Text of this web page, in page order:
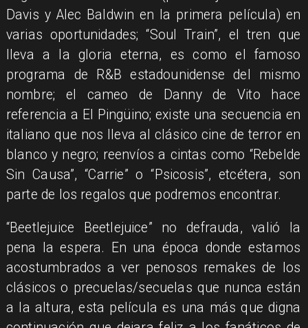
Davis y Alec Baldwin en la primera película) en
varias oportunidades; “Soul Train”, el tren que
lleva a la gloria eterna, es como el famoso
programa de R&B estadounidense del mismo
nombre; el cameo de Danny de Vito hace
referencia a El Pingüino; existe una secuencia en
italiano que nos lleva al clásico cine de terror en
blanco y negro; reenvíos a cintas como “Rebelde
Sin Causa”, “Carrie” o “Psicosis”, etcétera, son
parte de los regalos que podremos encontrar.
“Beetlejuice Beetlejuice” no defrauda, valió la
pena la espera. En una época donde estamos
acostumbrados a ver penosos remakes de los
clásicos o precuelas/secuelas que nunca están
a la altura, esta película es una más que digna